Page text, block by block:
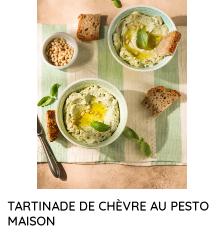
TARTINADE DE CHÈVRE AU PESTO
MAISON